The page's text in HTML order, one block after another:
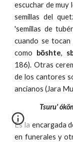
escuchar de muy
semillas del
'semillas de
cuando se
como bö̀shte,
186). Otras
de los cantores
ancianos (Jara
Tsuru'
Es la encargada
en funerales y